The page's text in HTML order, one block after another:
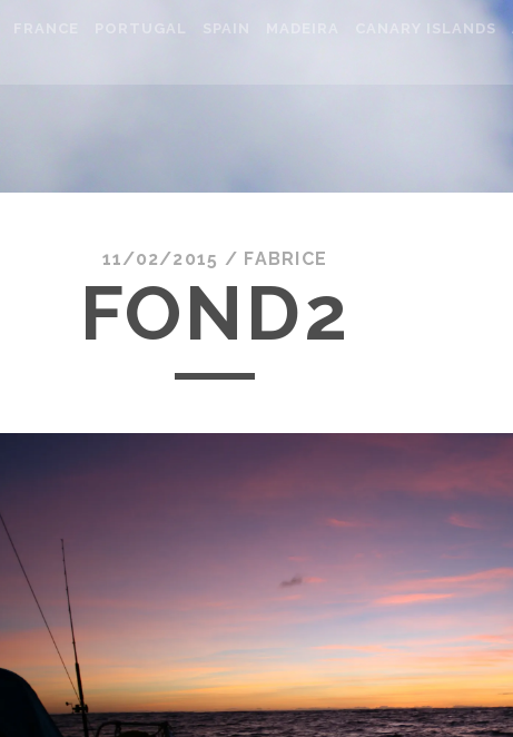
SPAIN CANARY ISLANDS
11/02/2015 / FABRICE
FOND2